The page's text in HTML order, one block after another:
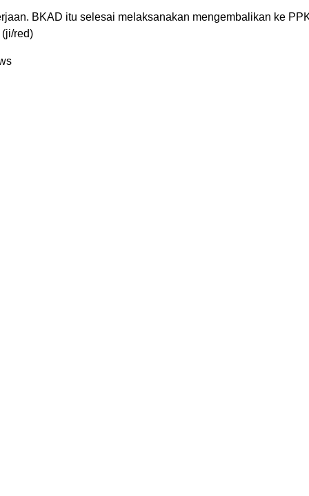
BKAD itu selesai melaksanakan mengembalikan ke
red)